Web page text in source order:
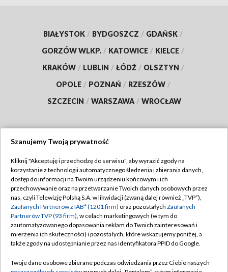
BIAŁYSTOK / BYDGOSZCZ / GDAŃSK /
GORZÓW WLKP. / KATOWICE / KIELCE /
KRAKÓW / LUBLIN / ŁÓDŹ / OLSZTYN /
OPOLE / POZNAŃ / RZESZÓW /
SZCZECIN / WARSZAWA / WROCŁAW
TVP
Abonament TVP
Emisja w TVP
Centrum informacji TVP
Naziemna Telewizja Cyfrowa
Regulamin TVP
Polityka prywatności
Moje zgody
Pomoc
Szanujemy Twoją prywatność
Kliknij "Akceptuję i przechodzę do serwisu", aby wyrazić zgody na
korzystanie z technologii automatycznego śledzenia i zbierania danych,
dostęp do informacji na Twoim urządzeniu końcowym i ich
przechowywanie oraz na przetwarzanie Twoich danych osobowych przez
nas, czyli Telewizję Polską S.A. w likwidacji (zwaną dalej również „TVP”),
Zaufanych Partnerów z IAB* (1201 firm) oraz pozostałych Zaufanych
Partnerów TVP (93 firm), w celach marketingowych (w tym do
zautomatyzowanego dopasowania reklam do Twoich zainteresowań i
mierzenia ich skuteczności) i pozostałych, które wskazujemy poniżej, a
także zgody na udostępnianie przez nas identyfikatora PPID do Google.
Twoje dane osobowe zbierane podczas odwiedzania przez Ciebie naszych